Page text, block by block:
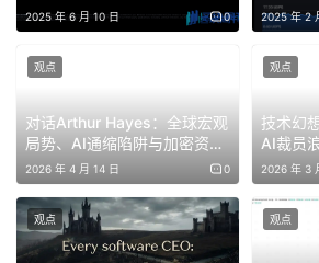
目不负责任、软 rug。据加密资产数
示，Wildcard 曾获 4,600 万美元融资
Alpha、Bitget、Gate、
MEXC和PancakeSwap
2025 年 6 月 10 日 0 2025 年 2
对话Arthur Hayes：全球宏观
局势、AI通缩陷阱与加密资产
的未来
2026 年 4 月 14 日 0
观点
技术幻
AI裁员
2026 年 3
观点
观点 观点